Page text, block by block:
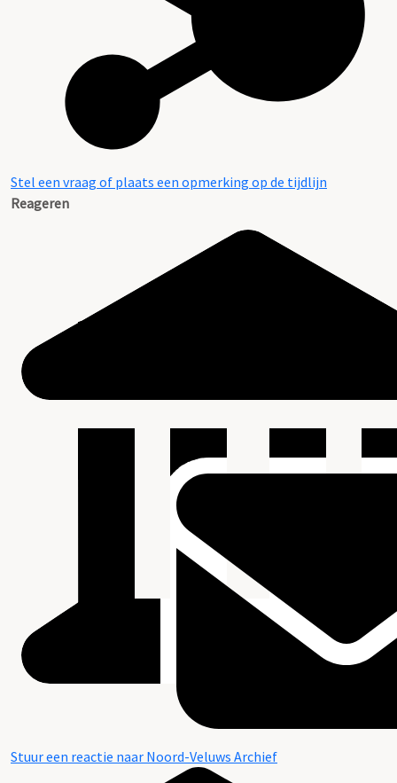
Stel een vraag of plaats een opmerking op de tijdlijn
Reageren
Stuur een reactie naar Noord-Veluws Archief